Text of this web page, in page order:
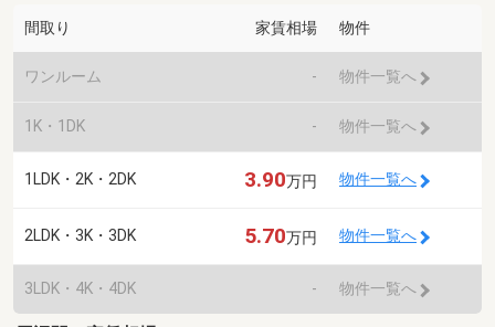
間取り 家賃相場 物件
ワンルーム - 物件一覧へ
1K・1DK - 物件一覧へ
1LDK・2K・2DK 3.90万円 物件一覧へ
2LDK・3K・3DK 5.70万円 物件一覧へ
3LDK・4K・4DK - 物件一覧へ